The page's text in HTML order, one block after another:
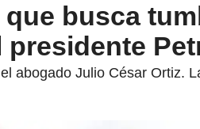
busca
presidente
abogado Julio César Ortiz.